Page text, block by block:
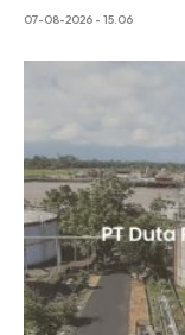
07-08-2026 - 15.06